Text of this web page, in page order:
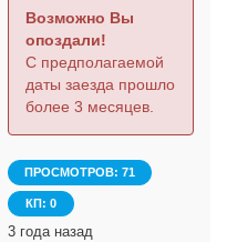
Возможно Вы
опоздали!
С предполагаемой
даты заезда прошло
более 3 месяцев.
ПРОСМОТРОВ: 71
КП: 0
3 года назад